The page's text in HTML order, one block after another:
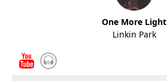
One More Light
Linkin Park